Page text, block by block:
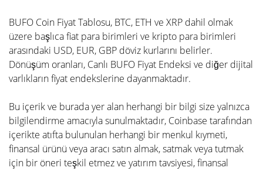
BUFO Coin Fiyat Tablosu, BTC, ETH ve XRP dahil olmak
üzere başlıca fiat para birimleri ve kripto para birimleri
arasındaki USD, EUR, GBP döviz kurlarını belirler.
Dönüşüm oranları, Canlı BUFO Fiyat Endeksi ve diğer dijital
varlıkların fiyat endekslerine dayanmaktadır.
Bu içerik ve burada yer alan herhangi bir bilgi size yalnızca
bilgilendirme amacıyla sunulmaktadır, Coinbase tarafından
içerikte atıfta bulunulan herhangi bir menkul kıymeti,
finansal ürünü veya aracı satın almak, satmak veya tutmak
için bir öneri teşkil etmez ve yatırım tavsiyesi, finansal